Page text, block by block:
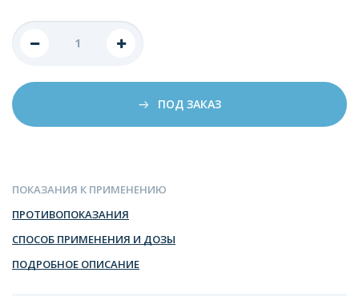
ПОД ЗАКАЗ
ПОКАЗАНИЯ К ПРИМЕНЕНИЮ
ПРОТИВОПОКАЗАНИЯ
СПОСОБ ПРИМЕНЕНИЯ И ДОЗЫ
ПОДРОБНОЕ ОПИСАНИЕ